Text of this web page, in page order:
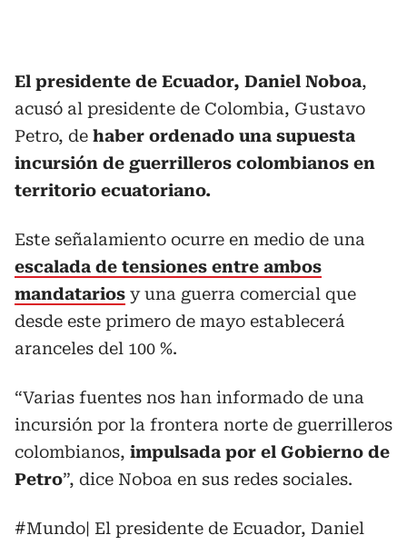
El presidente de Ecuador, Daniel Noboa,
acusó al presidente de Colombia, Gustavo
Petro, de haber ordenado una supuesta
incursión de guerrilleros colombianos en
territorio ecuatoriano.
Este señalamiento ocurre en medio de una
escalada de tensiones entre ambos
mandatarios y una guerra comercial que
desde este primero de mayo establecerá
aranceles del 100 %.
“Varias fuentes nos han informado de una
incursión por la frontera norte de guerrilleros
colombianos, impulsada por el Gobierno de
Petro”, dice Noboa en sus redes sociales.
#Mundo| El presidente de Ecuador, Daniel